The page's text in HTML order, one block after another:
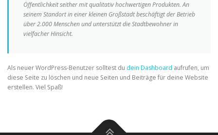
Öffentlichkeit seither mit qualitativ hochwertigen Produkten. An
seinem Standort in einer kleinen Großstadt beschäftigt der Betrieb
über 2.000 Menschen und unterstützt die Stadtbewohner in
vielfacher Hinsicht.
Als neuer WordPress-Benutzer solltest du dein Dashboard aufrufen, um
diese Seite zu löschen und neue Seiten und Beiträge für deine Website
erstellen. Viel Spaß!